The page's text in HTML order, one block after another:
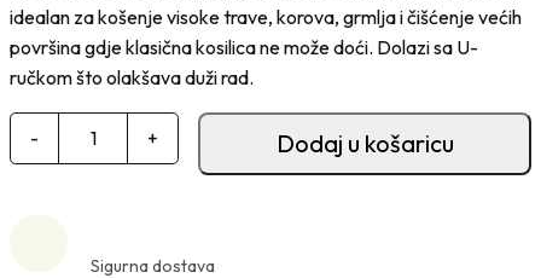
idealan za košenje visoke trave, korova, grmlja i čišćenje većih
površina gdje klasična kosilica ne može doći. Dolazi sa U-
ručkom što olakšava duži rad.
-
M
o
+ Dodaj u košaricu
Sigurna dostava